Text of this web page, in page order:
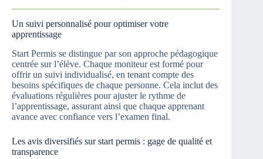
Un suivi personnalisé pour optimiser votre
apprentissage
Start Permis se distingue par son approche pédagogique
centrée sur l’élève. Chaque moniteur est formé pour
offrir un suivi individualisé, en tenant compte des
besoins spécifiques de chaque personne. Cela inclut des
évaluations régulières pour ajuster le rythme de
l’apprentissage, assurant ainsi que chaque apprenant
avance avec confiance vers l’examen final.
Les avis diversifiés sur start permis : gage de qualité et
transparence